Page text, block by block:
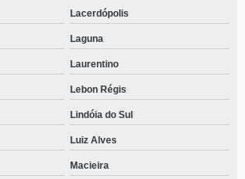
Lacerdópolis
Laguna
Laurentino
Lebon Régis
Lindóia do Sul
Luiz Alves
Macieira